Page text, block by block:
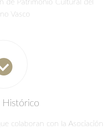
de Patrimonio Cultural del
Vasco
Histórico
colaboran con la Asociación